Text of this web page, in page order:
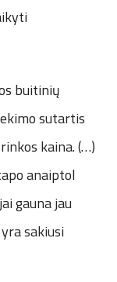
buitinių
sutartis
kaina. (…)
anaiptol
gauna jau
sakiusi